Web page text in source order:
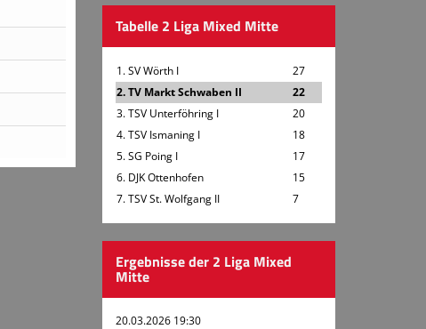
Tabelle 2 Liga Mixed Mitte
1. SV Wörth I
27
2. TV Markt Schwaben II
22
3. TSV Unterföhring I
20
4. TSV Ismaning I
18
5. SG Poing I
17
6. DJK Ottenhofen
15
7. TSV St. Wolfgang II
7
Ergebnisse der 2 Liga Mixed
Mitte
20.03.2026 19:30